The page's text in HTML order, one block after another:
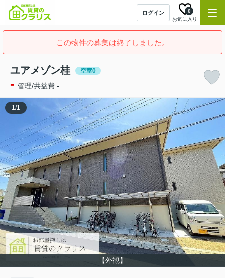
ログイン
お気に入り
0
この物件の募集は終了しました。
ユアメゾン桂 空室0
- 管理/共益費 -
【外観】
1/1